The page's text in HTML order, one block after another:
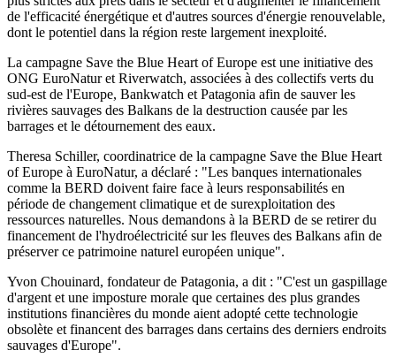
de l'efficacité énergétique et d'autres sources d'énergie renouvelable,
dont le potentiel dans la région reste largement inexploité.
La campagne Save the Blue Heart of Europe est une initiative des
ONG EuroNatur et Riverwatch, associées à des collectifs verts du
sud-est de l'Europe, Bankwatch et Patagonia afin de sauver les
rivières sauvages des Balkans de la destruction causée par les
barrages et le détournement des eaux.
Theresa Schiller, coordinatrice de la campagne Save the Blue Heart
of Europe à EuroNatur, a déclaré : "Les banques internationales
comme la BERD doivent faire face à leurs responsabilités en
période de changement climatique et de surexploitation des
ressources naturelles. Nous demandons à la BERD de se retirer du
financement de l'hydroélectricité sur les fleuves des Balkans afin de
préserver ce patrimoine naturel européen unique".
Yvon Chouinard, fondateur de Patagonia, a dit : "C'est un gaspillage
d'argent et une imposture morale que certaines des plus grandes
institutions financières du monde aient adopté cette technologie
obsolète et financent des barrages dans certains des derniers endroits
sauvages d'Europe".